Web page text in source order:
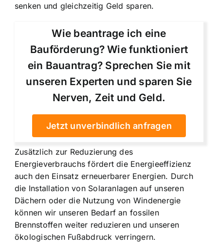
senken und gleichzeitig Geld sparen.
Wie beantrage ich eine
Bauförderung? Wie funktioniert
ein Bauantrag? Sprechen Sie mit
unseren Experten und sparen Sie
Nerven, Zeit und Geld.
Jetzt unverbindlich anfragen
Zusätzlich zur Reduzierung des
Energieverbrauchs fördert die Energieeffizienz
auch den Einsatz erneuerbarer Energien. Durch
die Installation von Solaranlagen auf unseren
Dächern oder die Nutzung von Windenergie
können wir unseren Bedarf an fossilen
Brennstoffen weiter reduzieren und unseren
ökologischen Fußabdruck verringern.